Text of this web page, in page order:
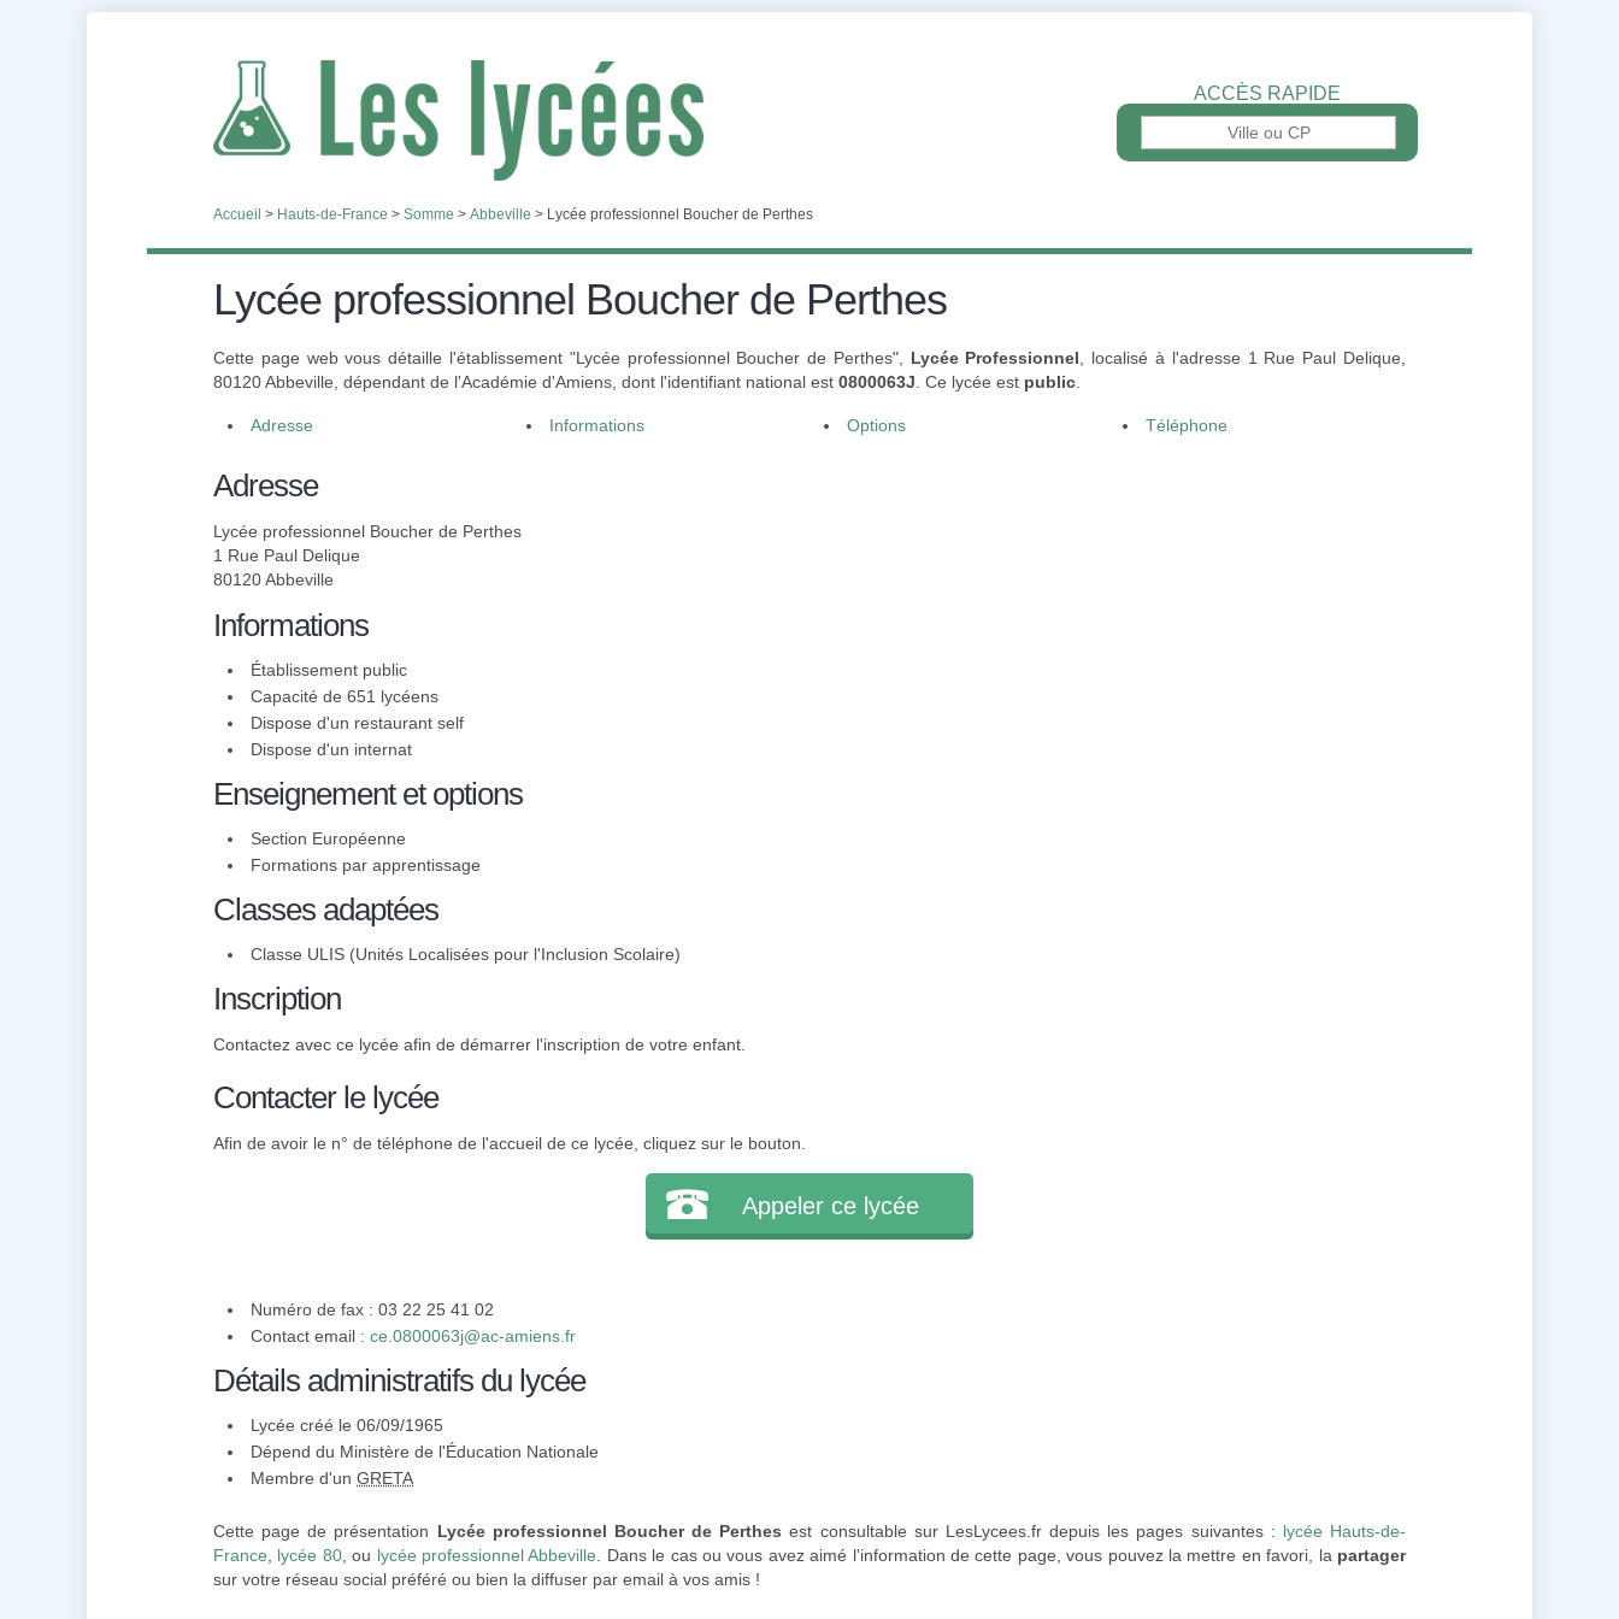
ACCÈS RAPIDE
Accueil > Hauts-de-France > Somme > Abbeville > Lycée professionnel Boucher de Perthes
Lycée professionnel Boucher de Perthes
Cette page web vous détaille l'établissement "Lycée professionnel Boucher de Perthes", Lycée Professionnel , localisé à l'adresse 1 Rue Paul Delique,
80120 Abbeville, dépendant de l'Académie d'Amiens, dont l'identifiant national est 0800063J . Ce lycée est public
Adresse Informations Options Téléphone
Adresse
Lycée professionnel Boucher de Perthes
1 Rue Paul Delique
80120 Abbeville
Informations
Établissement public
Capacité de 651 lycéens
Dispose d'un restaurant self
Dispose d'un internat
Enseignement et options
Section Européenne
Formations par apprentissage
Classes adaptées
Classe ULIS (Unités Localisées pour l'Inclusion Scolaire)
Inscription
Contactez avec ce lycée afin de démarrer l'inscription de votre enfant.
Contacter le lycée
Afin de avoir le n° de téléphone de l'accueil de ce lycée, cliquez sur le bouton.
Appeler ce lycée
Numéro de fax : 03 22 25 41 02
Contact email : ce.0800063j@ac-amiens.fr
Détails administratifs du lycée
Lycée créé le 06/09/1965
Dépend du Ministère de l'Éducation Nationale
Membre d'un GRETA
Cette page de présentation Lycée professionnel Boucher de Perthes est consultable sur LesLycees.fr depuis les pages suivantes : lycée Hauts-de-
France
lycée 80, ou lycée professionnel Abbeville . Dans le cas ou vous avez aimé l'information de cette page, vous pouvez la mettre en favori, la partager
sur votre réseau social préféré ou bien la diffuser par email à vos amis !